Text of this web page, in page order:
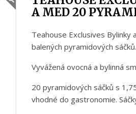
A MED 20
Teahouse Exclusives Bylinky
balených pyramidových sáčků.
Vyvážená ovocná a bylinná
20 pyramidových sáčků s
vhodné do gastronomie.